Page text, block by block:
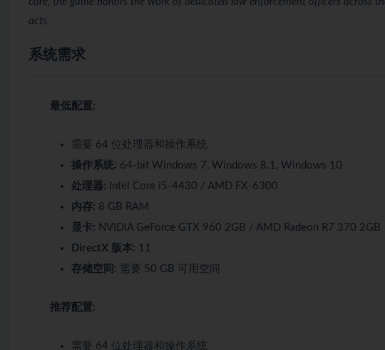
acts.
系统需求
最低配置:
需要 64 位处理器和操作系统
操作系统: 64-bit Windows 7, Windows 8.1, Windows 10
处理器: Intel Core i5-4430 / AMD FX-6300
内存: 8 GB RAM
显卡: NVIDIA GeForce GTX 960 2GB / AMD Radeon R7 370 2GB
DirectX 版本: 11
存储空间: 需要 50 GB 可用空间
推荐配置:
需要 64 位处理器和操作系统